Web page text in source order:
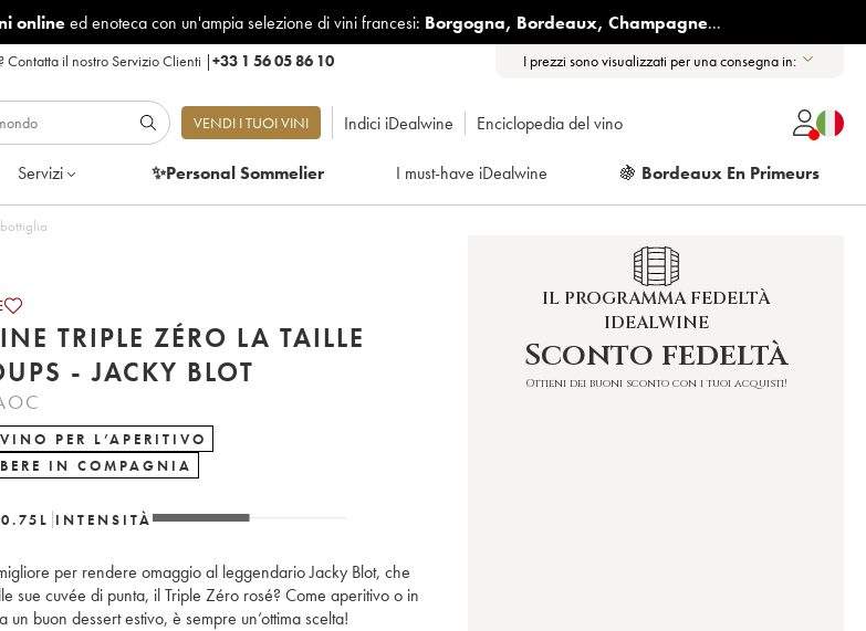
onlineed enoteca con un'ampia selezione di vini francesi: Borgogna, Bordeaux, Champagne...
Contatta il nostro Servizio Clienti |+33 1 56 05 86 10 I prezzi sono visualizzati per una consegna in:
VENDI I TUOI VINI Indici iDealwine Enciclopedia del vino
Servizi ✨Personal Sommelier I must-have iDealwine 🍇 Bordeaux En Primeurs
Blot - Lotto di 1 bottiglia
TRIPLE ZÉRO LA TAILLE
- JACKY BLOT
VINO PER L’APERITIVO
IN COMPAGNIA
0.75 L INTENSITÀ
per rendere omaggio al leggendario Jacky Blot, che
sue cuvée di punta, il Triple Zéro rosé? Come aperitivo o in
un buon dessert estivo, è sempre un’ottima scelta!
IL PROGRAMMA FEDELTÀ
IDEALWINE
Sconto fedeltà
Ottieni dei buoni sconto con i tuoi acquisti!